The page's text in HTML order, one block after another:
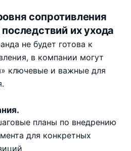
сопротивления
их ухода
не будет готова к
в компании могут
ключевые и важные для
планы по внедрению
для конкретных